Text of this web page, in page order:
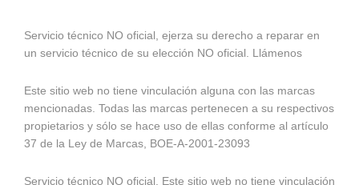
Servicio técnico NO oficial, ejerza su derecho a reparar en
un servicio técnico de su elección NO oficial. Llámenos
Este sitio web no tiene vinculación alguna con las marcas
mencionadas. Todas las marcas pertenecen a su respectivos
propietarios y sólo se hace uso de ellas conforme al artículo
37 de la Ley de Marcas, BOE-A-2001-23093
Servicio técnico NO oficial. Este sitio web no tiene vinculación